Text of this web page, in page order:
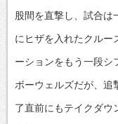
股間を直撃し、試合は
にヒザを入れたクルー
ーションをもう一段シ
ボーウェルズだが、追
了直前にもテイクダウ